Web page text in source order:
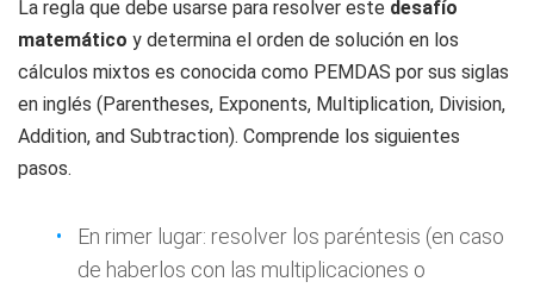
La regla que debe usarse para resolver este desafío
matemático y determina el orden de solución en los
cálculos mixtos es conocida como PEMDAS por sus siglas
en inglés (Parentheses, Exponents, Multiplication, Division,
Addition, and Subtraction). Comprende los siguientes
pasos.
En rimer lugar: resolver los paréntesis (en caso
de haberlos con las multiplicaciones o